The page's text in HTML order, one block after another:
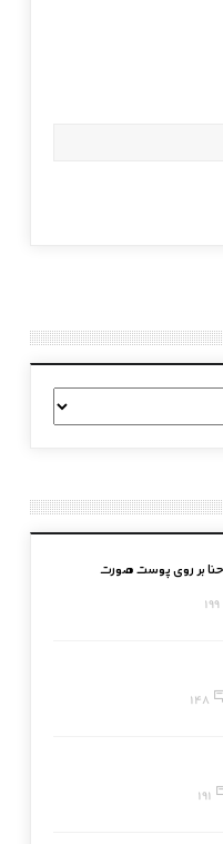
بر روی پوست صورت
199
148
191